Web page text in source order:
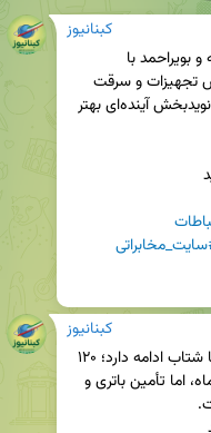
کبنانیوز
کبنانیوز